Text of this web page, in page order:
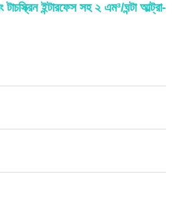
ইন্টারফেস সহ ২ এম³/ঘন্টা আল্ট্রা-